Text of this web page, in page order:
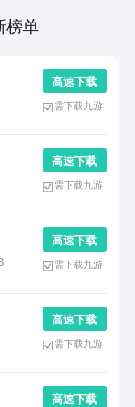
榜单
高 速 下 载
需下载九游
高 速 下 载
需下载九游
高 速 下 载
需下载九游
高 速 下 载
需下载九游
高 速 下 载